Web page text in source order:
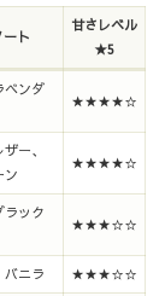
ト
甘さレベル
★5
ベンダ
★★★★☆
ー、
ン
★★★★☆
ラック
★★★☆☆
バニラ ★★★☆☆